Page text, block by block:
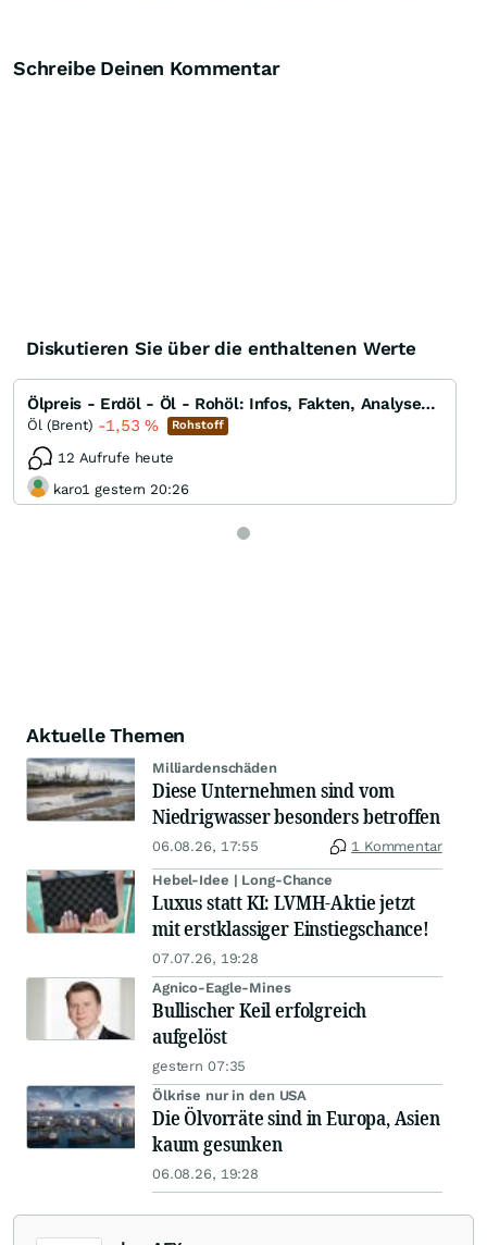
Schreibe Deinen Kommentar
Diskutieren Sie über die enthaltenen Werte
Ölpreis - Erdöl - Öl - Rohöl: Infos, Fakten, Analysen, Charts und Ausblick
Öl (Brent) -1,53 % Rohstoff
12 Aufrufe heute
karo1 gestern 20:26
Aktuelle Themen
Milliardenschäden
Diese Unternehmen sind vom
Niedrigwasser besonders betroffen
06.08.26, 17:55 1 Kommentar
Hebel-Idee | Long-Chance
Luxus statt KI: LVMH-Aktie jetzt
mit erstklassiger Einstiegschance!
07.07.26, 19:28
Agnico-Eagle-Mines
Bullischer Keil erfolgreich
aufgelöst
gestern 07:35
Ölkrise nur in den USA
Die Ölvorräte sind in Europa, Asien
kaum gesunken
06.08.26, 19:28